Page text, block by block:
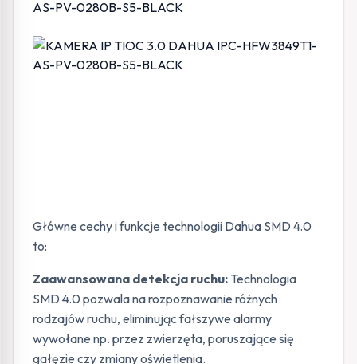
Główne cechy i funkcje technologii Dahua SMD 4.0
to:
Zaawansowana detekcja ruchu: Technologia
SMD 4.0 pozwala na rozpoznawanie różnych
rodzajów ruchu, eliminując fałszywe alarmy
wywołane np. przez zwierzęta, poruszające się
gałęzie czy zmiany oświetlenia.